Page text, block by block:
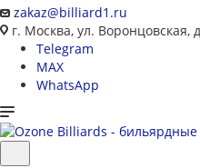
zakaz@billiard1.ru
г. Москва, ул. Воронцовская,
Telegram
MAX
WhatsApp